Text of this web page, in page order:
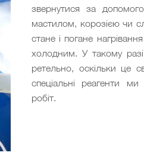
звернутися за
мастилом, корозією чи
стане і погане
холодним. У такому
ретельно, оскільки це
спеціальні реагенти
робіт.